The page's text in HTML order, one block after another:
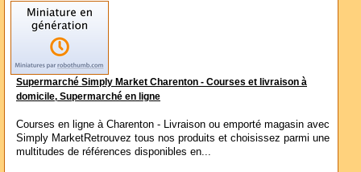
Supermarché Simply Market Charenton - Courses et livraison à
domicile, Supermarché en ligne
Courses en ligne à Charenton - Livraison ou emporté magasin avec
Simply MarketRetrouvez tous nos produits et choisissez parmi une
multitudes de références disponibles en...